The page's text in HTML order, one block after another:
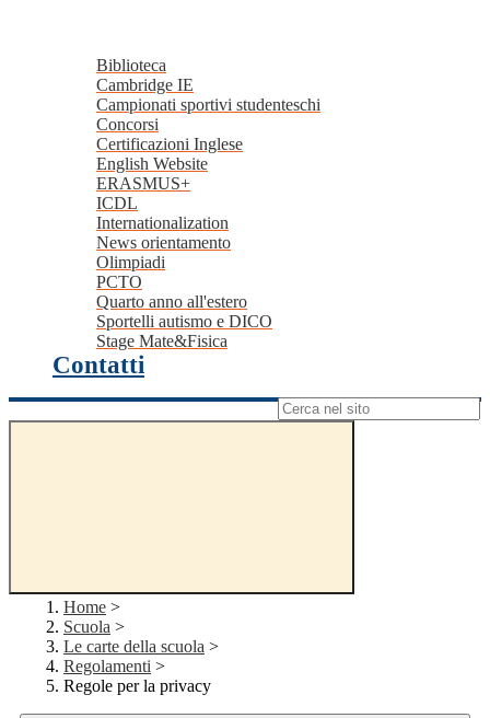
Biblioteca
Cambridge IE
Campionati sportivi studenteschi
Concorsi
Certificazioni Inglese
English Website
ERASMUS+
ICDL
Internationalization
News orientamento
Olimpiadi
PCTO
Quarto anno all'estero
Sportelli autismo e DICO
Stage Mate&Fisica
Contatti
Campo di ricerca per le pagine del sito
Home >
Scuola >
Le carte della scuola >
Regolamenti >
Regole per la privacy